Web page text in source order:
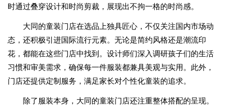
时通过叠穿设计和时尚剪裁，展现出不拘一格的时尚感。
大同的童装门店在选品上独具匠心，不仅关注国内市场动
态，还积极引进国际流行元素。无论是简约风格还是潮流印
花，都能在这些门店中找到。设计师们深入调研孩子们的生活
习惯和审美需求，确保每一件服装都兼具美观与实用。此外，
门店还提供定制服务，满足家长对个性化童装的追求。
除了服装本身，大同的童装门店还注重整体搭配的呈现。